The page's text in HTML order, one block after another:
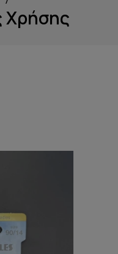
Χρήσης